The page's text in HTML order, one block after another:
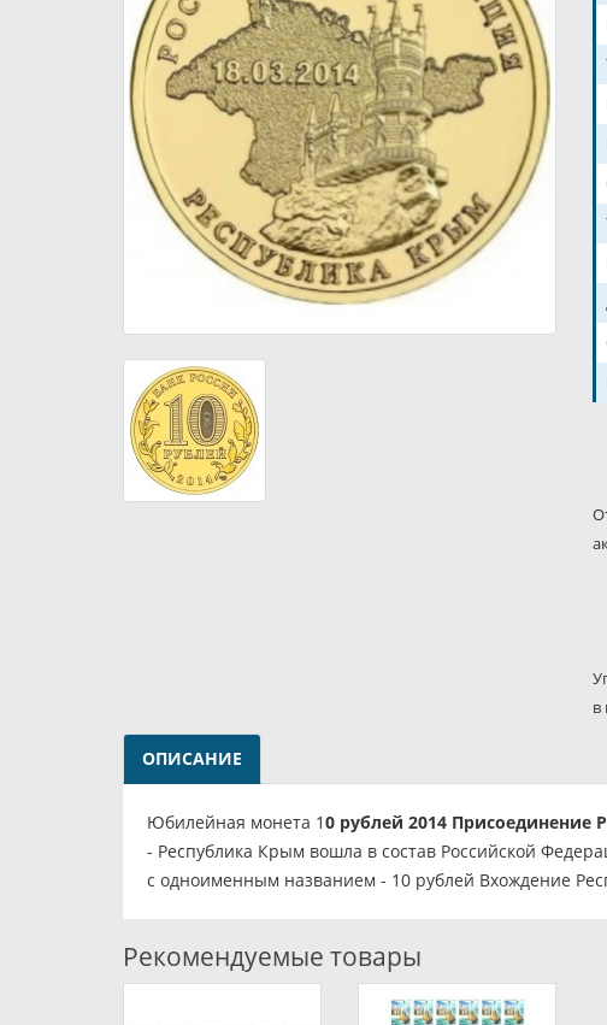
в
ОПИСАНИЕ
Юбилейная монета 10 рублей 2014 Присоединение
- Республика Крым вошла в состав Российской
с одноименным названием - 10 рублей Вхождение
Рекомендуемые товары